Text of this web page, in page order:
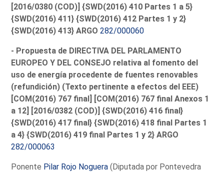
[2016/0380 (COD)] {SWD(2016) 410 Partes 1 a 5}
{SWD(2016) 411} {SWD(2016) 412 Partes 1 y 2}
{SWD(2016) 413} ARGO282/000060
- Propuesta de DIRECTIVA DEL PARLAMENTO
EUROPEO Y DEL CONSEJO relativa al fomento del
uso de energía procedente de fuentes renovables
(refundición) (Texto pertinente a efectos del EEE)
[COM(2016) 767 final] [COM(2016) 767 final Anexos 1
a 12] [2016/0382 (COD)] {SWD(2016) 416 final}
{SWD(2016) 417 final} {SWD(2016) 418 final Partes 1
a 4} {SWD(2016) 419 final Partes 1 y 2} ARGO
282/000063
Ponente Pilar Rojo Noguera (Diputada por Pontevedra